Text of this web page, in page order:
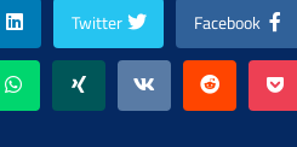
Facebook
Twitter